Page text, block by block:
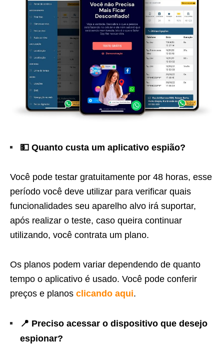
💵 Quanto custa um aplicativo espião?
Você pode testar gratuitamente por 48 horas, esse
período você deve utilizar para verificar quais
funcionalidades seu aparelho alvo irá suportar,
após realizar o teste, caso queira continuar
utilizando, você contrata um plano.
Os planos podem variar dependendo de quanto
tempo o aplicativo é usado. Você pode conferir
preços e planos clicando aqui.
📍 Preciso acessar o dispositivo que desejo
espionar?